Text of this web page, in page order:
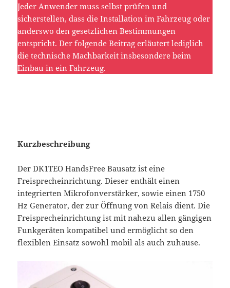
Jeder Anwender muss selbst prüfen und
sicherstellen, dass die Installation im Fahrzeug oder
anderswo den gesetzlichen Bestimmungen
entspricht. Der folgende Beitrag erläutert lediglich
die technische Machbarkeit insbesondere beim
Einbau in ein Fahrzeug.
Kurzbeschreibung
Der DK1TEO HandsFree Bausatz ist eine
Freisprecheinrichtung. Dieser enthält einen
integrierten Mikrofonverstärker, sowie einen 1750
Hz Generator, der zur Öffnung von Relais dient. Die
Freisprecheinrichtung ist mit nahezu allen gängigen
Funkgeräten kompatibel und ermöglicht so den
flexiblen Einsatz sowohl mobil als auch zuhause.